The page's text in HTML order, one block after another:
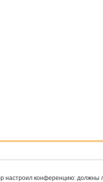
настроил конференцию: